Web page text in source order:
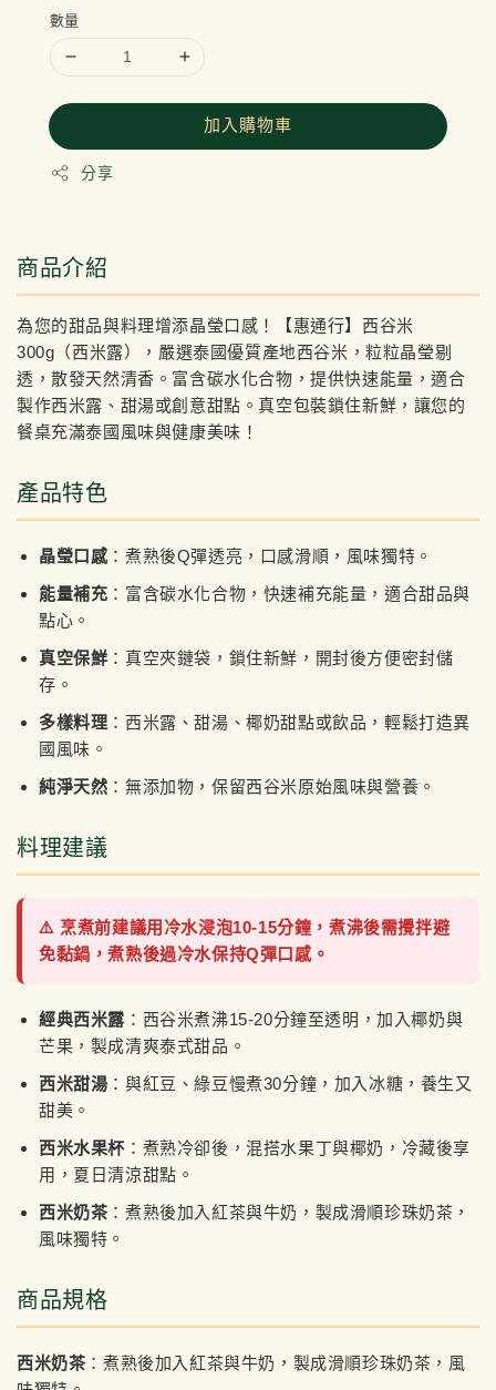
數量
加入購物車
分享
商品介紹
為您的甜品與料理增添晶瑩口感！【惠通行】西谷米
300g（西米露），嚴選泰國優質產地西谷米，粒粒晶瑩剔
透，散發天然清香。富含碳水化合物，提供快速能量，適合
製作西米露、甜湯或創意甜點。真空包裝鎖住新鮮，讓您的
餐桌充滿泰國風味與健康美味！
產品特色
晶瑩口感：煮熟後Q彈透亮，口感滑順，風味獨特。
能量補充 ：富含碳水化合物，快速補充能量，適合甜品與
點心。
真空保鮮 ：真空夾鏈袋，鎖住新鮮，開封後方便密封儲
存。
多樣料理 ：西米露、甜湯、椰奶甜點或飲品，輕鬆打造異
國風味。
純淨天然 ：無添加物，保留西谷米原始風味與營養。
料理建議
⚠️ 烹煮前建議用冷水浸泡10-15分鐘，煮沸後需攪拌避
免黏鍋，煮熟後過冷水保持Q彈口感。
經典西米露 ：西谷米煮沸15-20分鐘至透明，加入椰奶與
芒果，製成清爽泰式甜品。
西米甜湯 ：與紅豆、綠豆慢煮30分鐘，加入冰糖，養生又
甜美。
西米水果杯 ：煮熟冷卻後，混搭水果丁與椰奶，冷藏後享
用，夏日清涼甜點。
西米奶茶 ：煮熟後加入紅茶與牛奶，製成滑順珍珠奶茶，
風味獨特。
商品規格
西米奶茶 ：煮熟後加入紅茶與牛奶，製成滑順珍珠奶茶，風